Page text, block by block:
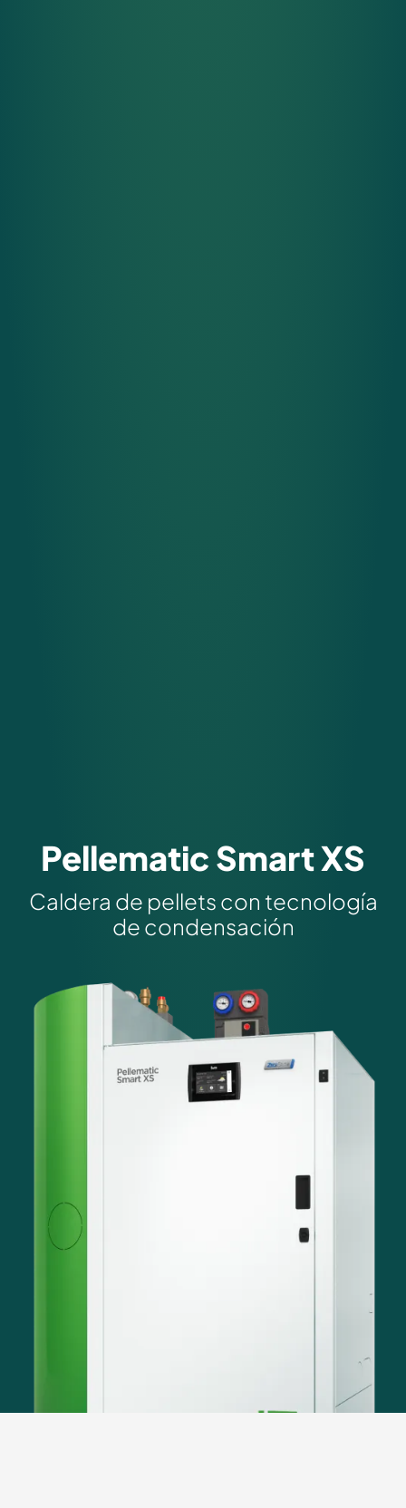
Pellematic Smart XS
Caldera de pellets con tecnología
de condensación